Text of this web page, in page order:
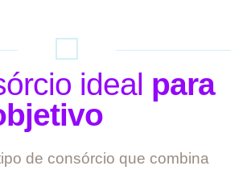
ideal para
de consórcio que combina